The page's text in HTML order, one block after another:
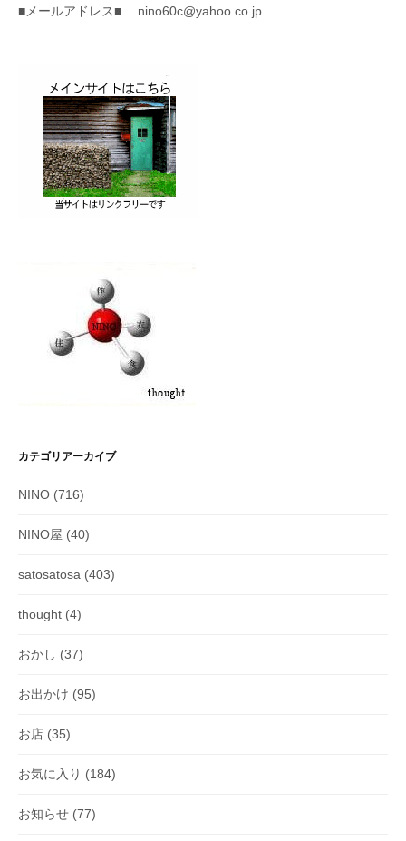
■メールアドレス■ nino60c@yahoo.co.jp
カテゴリアーカイブ
NINO (716)
NINO屋 (40)
satosatosa (403)
thought (4)
おかし (37)
お出かけ (95)
お店 (35)
お気に入り (184)
お知らせ (77)